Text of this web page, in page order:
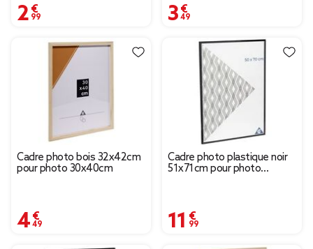
2,99 € 3,49 €
Cadre photo bois 32x42cm
pour photo 30x40cm
4,49 €
Cadre photo plastique noir
51x71cm pour photo
11,99 €